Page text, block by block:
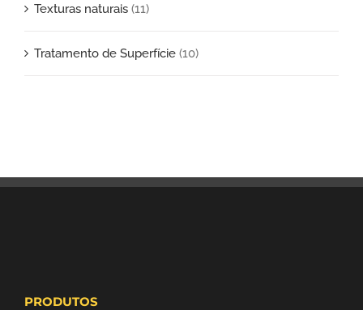
Texturas naturais (11)
Tratamento de Superfície (10)
PRODUTOS